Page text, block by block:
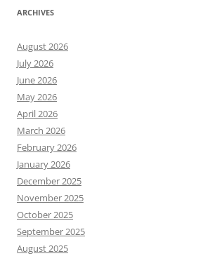
ARCHIVES
August 2026
July 2026
June 2026
May 2026
April 2026
March 2026
February 2026
January 2026
December 2025
November 2025
October 2025
September 2025
August 2025